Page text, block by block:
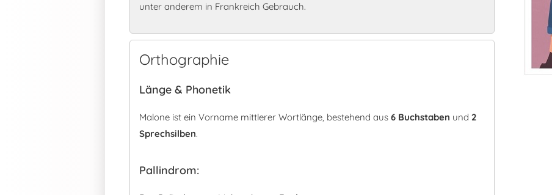
unter anderem in Frankreich Gebrauch.
Orthographie
Länge & Phonetik
Malone ist ein Vorname mittlerer Wortlänge, bestehend aus 6 Buchstaben und 2
Sprechsilben.
Pallindrom: